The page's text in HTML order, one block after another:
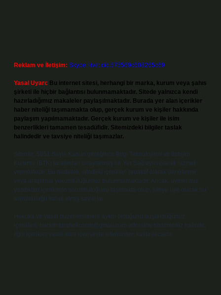
Reklam ve İletişim: Skype: live:.cid.575569c608265c69
Yasal Uyarı: Bu internet sitesi, herhangi bir marka, kurum veya şahıs
şirketi ile hiçbir bağlantısı bulunmamaktadır. Sitede yalnızca kendi
hazırladığımız makaleler paylaşılmaktadır. Burada yer alan içerikler
haber niteliği taşımamakta olup, gerçek kurum ve kişiler hakkında
paylaşım yapılmamaktadır. Gerçek kurum ve kişiler ile isim
benzerlikleri tamamen tesadüfidir. Sitemizdeki bilgiler taslak
halindedir ve tavsiye niteliği taşımazlar.
Sitemiz, 5651 Sayılı Kanun gereğince Bilgi Teknolojileri ve İletişim
Kurumu (BTK) tarafından onaylanmış bir Yer Sağlayıcı olarak hizmet
vermektedir. Bu nedenle, sitedeki içerikleri proaktif olarak denetleme
veya araştırma yükümlülüğümüz bulunmamaktadır. Ancak, üyelerimiz
yazdıkları içeriklerin sorumluluğunu taşımakta olup, siteye üye olarak bu
sorumluluğu kabul etmiş sayılırlar.
Hukuka ve yasal düzenlemelere aykırı olduğunu düşündüğünüz
içerikleri,
backlinkpanelicomtr@gmail.com adresine bildirmeniz halinde,
ilgili içerikler yasal süre içerisinde sitemizden kaldırılacaktır.